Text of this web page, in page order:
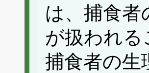
は、捕食者
が扱われ
捕食者の生